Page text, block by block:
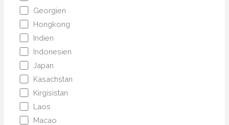
Georgien
Hongkong
Indien
Indonesien
Japan
Kasachstan
Kirgisistan
Laos
Macao